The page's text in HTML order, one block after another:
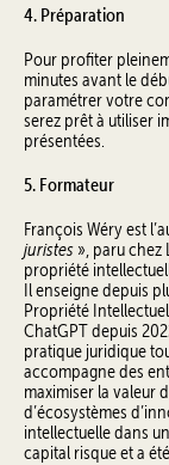
4. Préparation
Pour profiter
minutes avant le
paramétrer votre
serez prêt à utiliser
présentées.
5. Formateur
François Wéry est
juristes », paru chez
propriété
Il enseigne depuis
Propriété
ChatGPT depuis
pratique juridique
accompagne des
maximiser la valeur
d’écosystèmes
intellectuelle dans
capital risque et a